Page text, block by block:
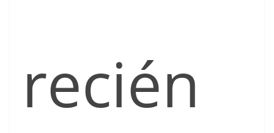
recién